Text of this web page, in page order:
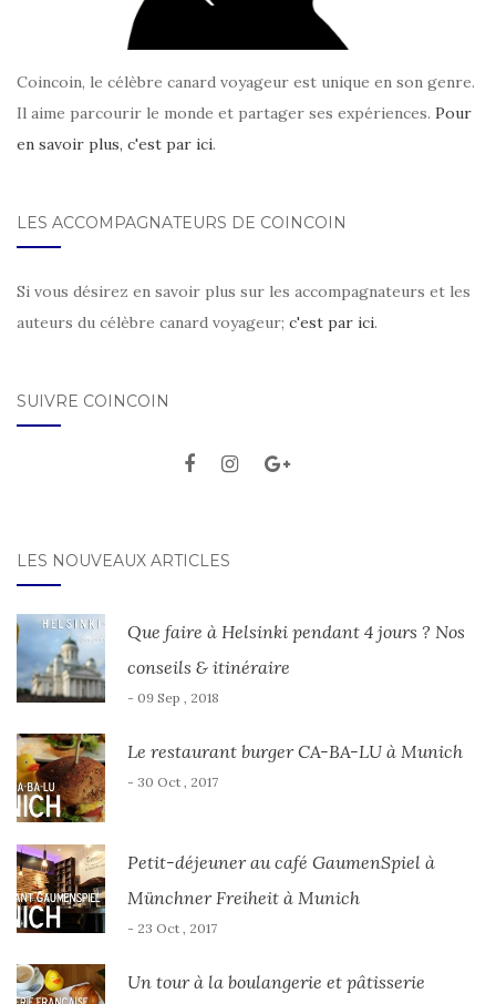
Coincoin, le célèbre canard voyageur est unique en son genre.
Il aime parcourir le monde et partager ses expériences. Pour
en savoir plus, c'est par ici.
LES ACCOMPAGNATEURS DE COINCOIN
Si vous désirez en savoir plus sur les accompagnateurs et les
auteurs du célèbre canard voyageur; c'est par ici.
SUIVRE COINCOIN
LES NOUVEAUX ARTICLES
Que faire à Helsinki pendant 4 jours ? Nos
conseils & itinéraire
- 09 Sep , 2018
Le restaurant burger CA-BA-LU à Munich
- 30 Oct , 2017
Petit-déjeuner au café GaumenSpiel à
Münchner Freiheit à Munich
- 23 Oct , 2017
Un tour à la boulangerie et pâtisserie